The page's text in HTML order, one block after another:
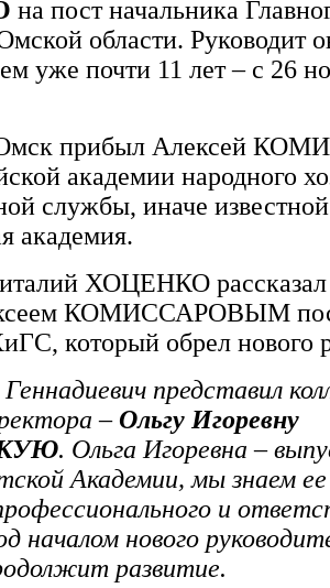
на пост начальника
области. Руководит
уже почти 11 лет – с 26
Омск прибыл Алексей
академии народного
службы, иначе
академия.
ХОЦЕНКО рассказал
КОМИССАРОВЫМ
который обрел нового
представил
–Ольгу Игоревну
. Ольга Игоревна –
Академии, мы знаем ее
и
началом нового
развитие.